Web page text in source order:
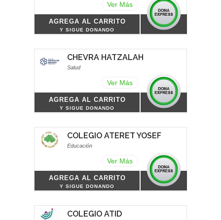
Ver Más
AGREGA AL CARRITO
Y SIGUE DONANDO
CHEVRA HATZALAH
Salud
Ver Más
AGREGA AL CARRITO
Y SIGUE DONANDO
COLEGIO ATERET YOSEF
Educación
Ver Más
AGREGA AL CARRITO
Y SIGUE DONANDO
COLEGIO ATID